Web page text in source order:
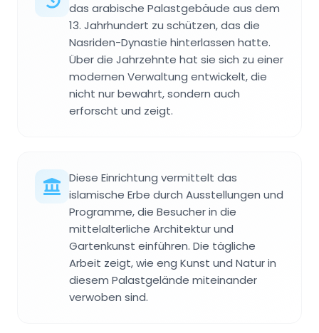
das arabische Palastgebäude aus dem
13. Jahrhundert zu schützen, das die
Nasriden-Dynastie hinterlassen hatte.
Über die Jahrzehnte hat sie sich zu einer
modernen Verwaltung entwickelt, die
nicht nur bewahrt, sondern auch
erforscht und zeigt.
Diese Einrichtung vermittelt das
islamische Erbe durch Ausstellungen und
Programme, die Besucher in die
mittelalterliche Architektur und
Gartenkunst einführen. Die tägliche
Arbeit zeigt, wie eng Kunst und Natur in
diesem Palastgelände miteinander
verwoben sind.